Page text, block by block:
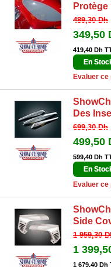
489,30 Dh
349,50
419,40 Dh
En
Evaluer ce
Des
699,30 Dh
499,50
599,40 Dh
En
Evaluer ce
Side
1 959,30
1
1 679,40 Dh